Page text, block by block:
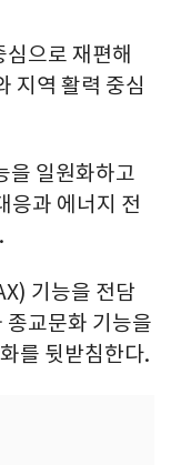
으로 재편해
지역 활력 중심
을 일원화하고
응과 에너지 전
기능을 전담
종교문화 기능을
를 뒷받침한다.